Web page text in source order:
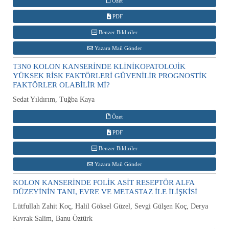
PDF
Benzer Bildiriler
Yazara Mail Gönder
T3N0 KOLON KANSERİNDE KLİNİKOPATOLOJİK
YÜKSEK RİSK FAKTÖRLERİ GÜVENİLİR PROGNOSTİK
FAKTÖRLER OLABİLİR Mİ?
Sedat Yıldırım, Tuğba Kaya
Özet
PDF
Benzer Bildiriler
Yazara Mail Gönder
KOLON KANSERİNDE FOLİK ASİT RESEPTÖR ALFA
DÜZEYİNİN TANI, EVRE VE METASTAZ İLE İLİŞKİSİ
Lütfullah Zahit Koç, Halil Göksel Güzel, Sevgi Gülşen Koç, Derya
Kıvrak Salim, Banu Öztürk